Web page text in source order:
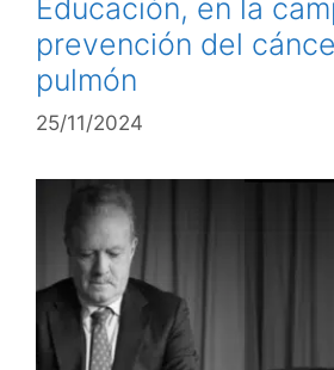
Educación, en la
prevención del
pulmón
25/11/2024